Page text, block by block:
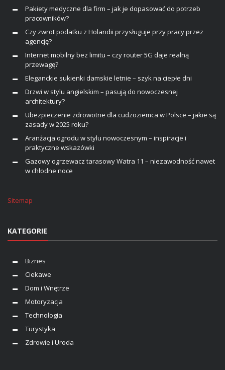
Pakiety medyczne dla firm – jak je dopasować do potrzeb
pracowników?
Czy zwrot podatku z Holandii przysługuje przy pracy przez
agencję?
Internet mobilny bez limitu – czy router 5G daje realną
przewagę?
Eleganckie sukienki damskie letnie – szyk na ciepłe dni
Drzwi w stylu angielskim – pasują do nowoczesnej
architektury?
Ubezpieczenie zdrowotne dla cudzoziemca w Polsce – jakie są
zasady w 2025 roku?
Aranżacja ogrodu w stylu nowoczesnym – inspiracje i
praktyczne wskazówki
Gazowy ogrzewacz tarasowy Watra 11 – niezawodność nawet
w chłodne noce
Sitemap
KATEGORIE
Biznes
Ciekawe
Dom i Wnętrze
Motoryzacja
Technologia
Turystyka
Zdrowie i Uroda